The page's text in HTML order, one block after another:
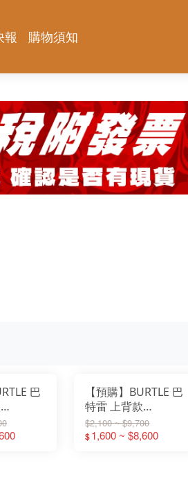
KC系列
OKC系列
KCS系列 強化版
年度限量黑標
神田祭 限量系列專區
BAT 軍規系列 強化版
TF/TFT 窄版軍規系列
KUROKIN 黑金
斜口鉗系列
管鉗系列
剝線鉗系列
剪鉗系列
ZERO系列
鐵鎚系列
AC2094-側腰款背心
AC1154-側腰款背心
AC2094HB-上背款背心
AC2096-側腰款短袖
AC2096HB-上背款短袖
AC2111-上背款反光長袖(可拆)
AC2114-上背款反光背心
AC2121-下背款休閒長袖(可拆)
AC2124-下背款休閒背心
22V空調服系列
30V全新升級系列
腳輕系列
免蹲超人系列
工業級踏台
工具
報 購物須知
巴
】
【預購】BURTLE 巴
特雷 上背款
AC2096HB-53-
30V【53風暴灰】
$2,100 ~ $9,700
$1,600 ~ $8,600